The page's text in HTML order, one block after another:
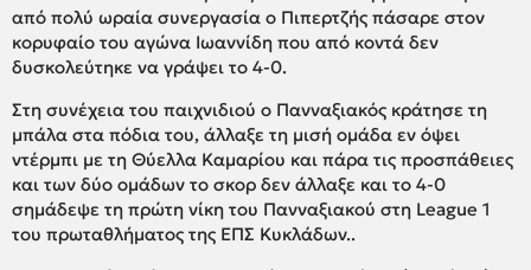
από πολύ ωραία συνεργασία ο Πιπερτζής πάσαρε στον
κορυφαίο του αγώνα Ιωαννίδη που από κοντά δεν
δυσκολεύτηκε να γράψει το 4-0.
Στη συνέχεια του παιχνιδιού ο Πανναξιακός κράτησε τη
μπάλα στα πόδια του, άλλαξε τη μισή ομάδα εν όψει
ντέρμπι με τη Θύελλα Καμαρίου και πάρα τις προσπάθειες
και των δύο ομάδων το σκορ δεν άλλαξε και το 4-0
σημάδεψε τη πρώτη νίκη του Πανναξιακού στη League 1
του πρωταθλήματος της ΕΠΣ Κυκλάδων..